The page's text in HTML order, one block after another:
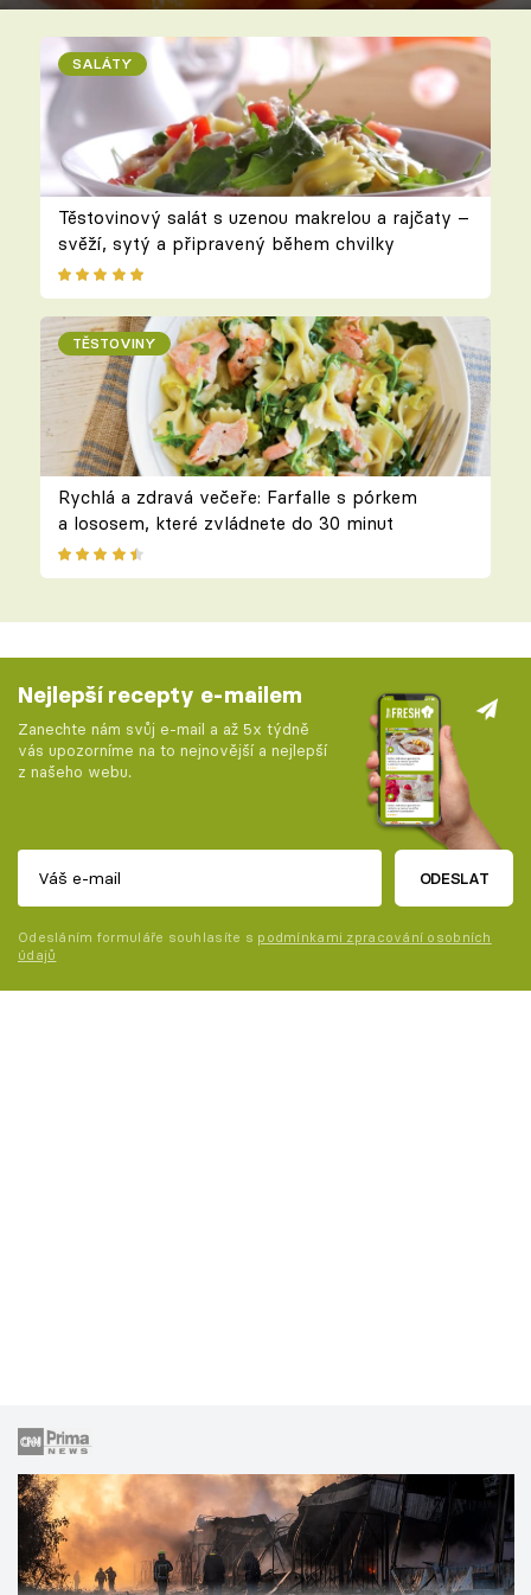
SALÁTY
Těstovinový salát s uzenou makrelou a rajčaty –
svěží, sytý a připravený během chvilky
TĚSTOVINY
Rychlá a zdravá večeře: Farfalle s pórkem
a lososem, které zvládnete do 30 minut
Nejlepší recepty e-mailem
Zanechte nám svůj e-mail a až 5x týdně
vás upozorníme na to nejnovější a nejlepší
z našeho webu.
ODESLAT
Odesláním formuláře souhlasíte s podmínkami zpracování osobních
údajů